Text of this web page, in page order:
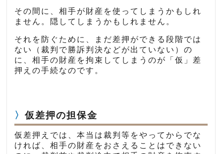
その間に、相手が財産を使ってしまうかもしれ
ません。隠してしまうかもしれません。
それを防ぐために、まだ差押ができる段階では
ない（裁判で勝訴判決などが出ていない）の
に、相手の財産を拘束してしまうのが「仮」差
押えの手続なのです。
仮差押の担保金
仮差押えでは、本当は裁判等をやってからでな
ければ、相手の財産をおさえることはできない